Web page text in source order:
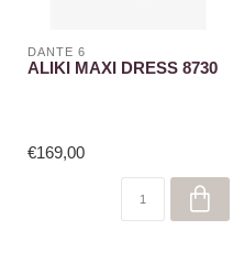
DANTE 6
ALIKI MAXI DRESS 8730
€169,00